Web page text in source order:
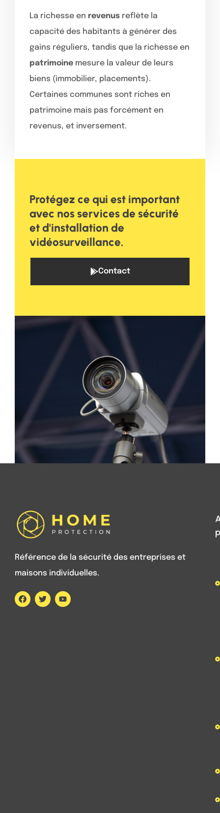
La richesse en revenus reflète la
capacité des habitants à générer des
gains réguliers, tandis que la richesse en
patrimoine mesure la valeur de leurs
biens (immobilier, placements).
Certaines communes sont riches en
patrimoine mais pas forcément en
revenus, et inversement.
Protégez ce qui est important
avec nos services de sécurité
et d'installation de
vidéosurveillance.
Contact
Référence de la sécurité des entreprises et
maisons individuelles.